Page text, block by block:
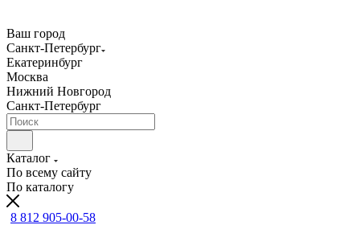
Ваш город
Санкт-Петербург
Екатеринбург
Москва
Нижний Новгород
Санкт-Петербург
Каталог
По всему сайту
По каталогу
8 812 905-00-58